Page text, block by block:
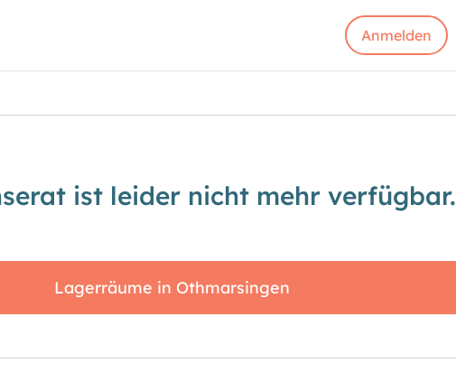
Anmelden
ist leider nicht mehr verfügbar.
Lagerräume in Othmarsingen